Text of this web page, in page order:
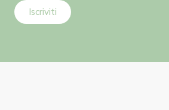
Iscriviti